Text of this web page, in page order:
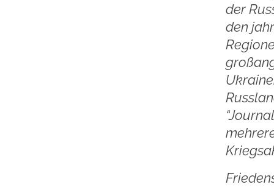
der
den